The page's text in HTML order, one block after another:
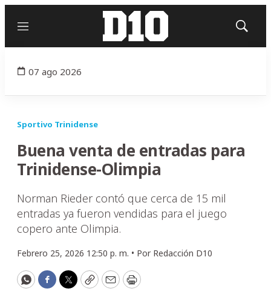
Menú
Mostrar
07 ago 2026
Sportivo Trinidense
Buena venta de entradas para
Trinidense-Olimpia
Norman Rieder contó que cerca de 15 mil
entradas ya fueron vendidas para el juego
copero ante Olimpia.
Febrero 25, 2026 12:50 p. m. • Por Redacción D10
WhatsApp
Facebook
Twitter
CopyEmailPrint